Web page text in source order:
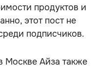
продуктов и
этот пост не
подписчиков.
Москве Айза также